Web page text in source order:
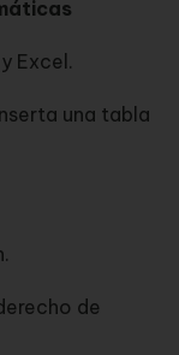
Excel.
una tabla
de